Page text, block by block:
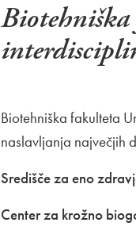
Biotehniška fakulteta
naslavljanja največjih
Središče za eno
Center za krožno